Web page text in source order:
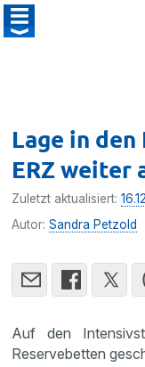
Lage in
ERZ weiter
Zuletzt aktualisiert:
Autor:Sandra Petzold
Auf den
Reservebetten